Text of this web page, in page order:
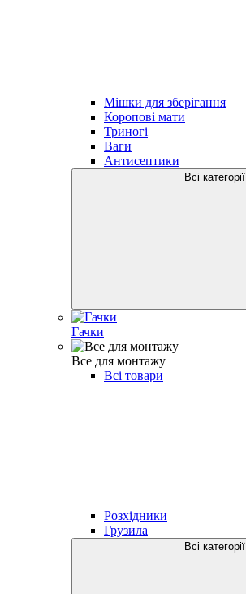
Мішки для зберігання
Коропові мати
Триногі
Ваги
Антисептики
Всі категорії
Гачки
Все для монтажу
Всі товари
Розхідники
Грузила
Всі категорії